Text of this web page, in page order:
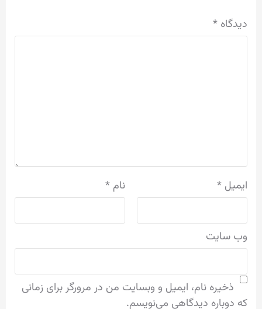
دیدگاه *
نام * ایمیل *
وب‌ سایت
ذخیره نام، ایمیل و وبسایت من در مرورگر برای زمانی
که دوباره دیدگاهی می‌نویسم.